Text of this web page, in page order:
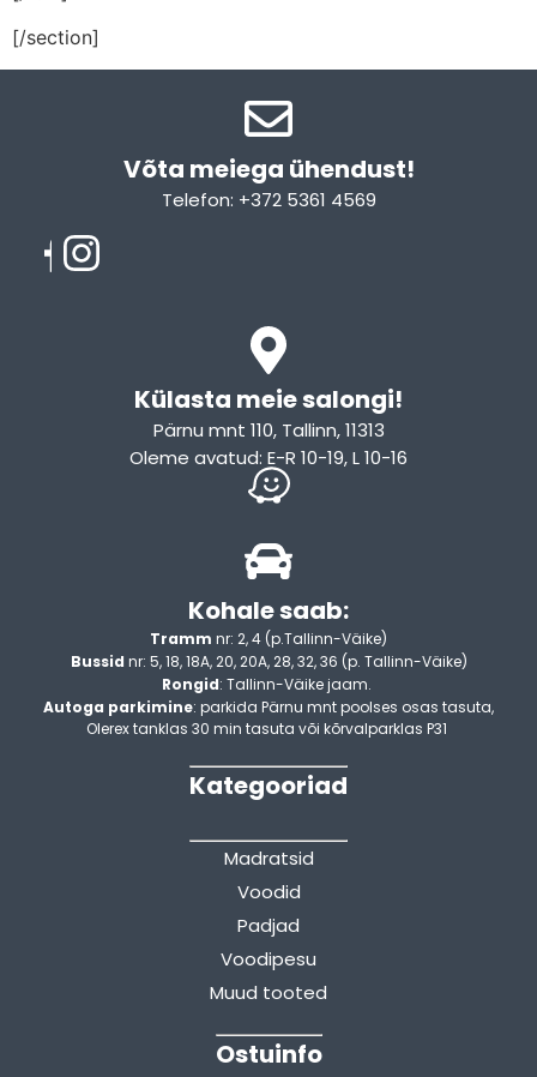
[/section]
Võta meiega ühendust!​
Telefon: +372 5361 4569
Külasta meie salongi!
Pärnu mnt 110, Tallinn, 11313
Oleme avatud: E-R 10-19, L 10-16
Kohale saab:
Tramm nr: 2, 4 (p.Tallinn-Väike)
Bussid nr: 5, 18, 18A, 20, 20A, 28, 32, 36 (p. Tallinn-Väike)
Rongid: Tallinn-Väike jaam.
Autoga parkimine: parkida Pärnu mnt poolses osas tasuta,
Olerex tanklas 30 min tasuta või kõrvalparklas P31
Kategooriad
Madratsid
Voodid
Padjad
Voodipesu
Muud tooted
Ostuinfo